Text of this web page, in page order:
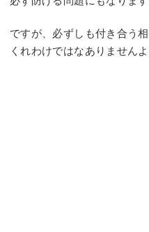
ですが、必ずしも付き合う
くれわけではなありませんよ